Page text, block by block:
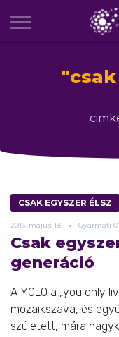
"
CSAK EGYSZER ÉLSZ
2016. május 18. Gyarmati
Csak
generáció
A YOLO a „you only
mozaikszava, és
született, mára